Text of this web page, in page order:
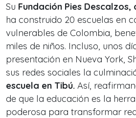
Su Fundación Pies Descalzos,
ha construido 20 escuelas en
vulnerables de Colombia,
miles de niños. Incluso, unos
presentación en Nueva York,
sus redes sociales la
escuela en Tibú. Así,
de que la educación es la
poderosa para transformar